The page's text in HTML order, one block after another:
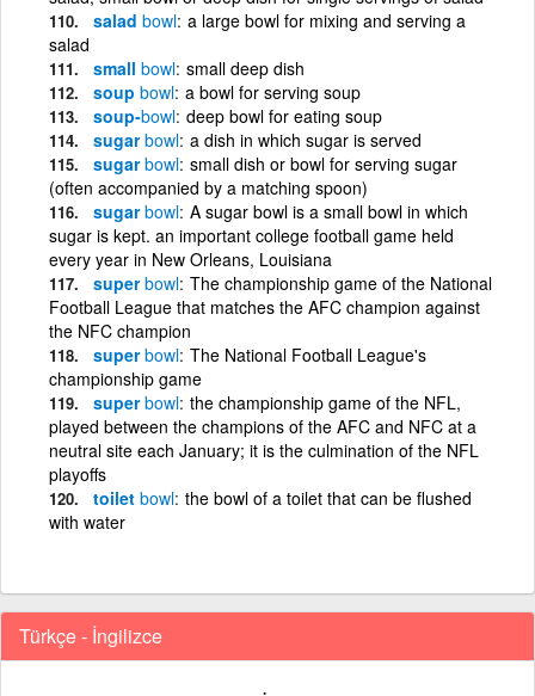
salad bowl a large bowl for mixing and serving a
salad
small bowl small deep dish
soup bowl a bowl for serving soup
soup-bowl deep bowl for eating soup
sugarbowl a dish in which sugar is served
sugarbowl small dish or bowl for serving sugar
(often accompanied by a matching spoon)
sugarbowl A sugar bowl is a small bowl in which
sugar is kept. an important college football game held
every year in New Orleans, Louisiana
superbowl The championship game of the National
Football League that matches the AFC champion against
the NFC champion
superbowl The National Football League's
championship game
superbowl the championship game of the NFL,
played between the champions of the AFC and NFC at a
neutral site each January; it is the culmination of the NFL
playoffs
toilet bowl the bowl of a toilet that can be flushed
with water
Türkçe - İngilizce